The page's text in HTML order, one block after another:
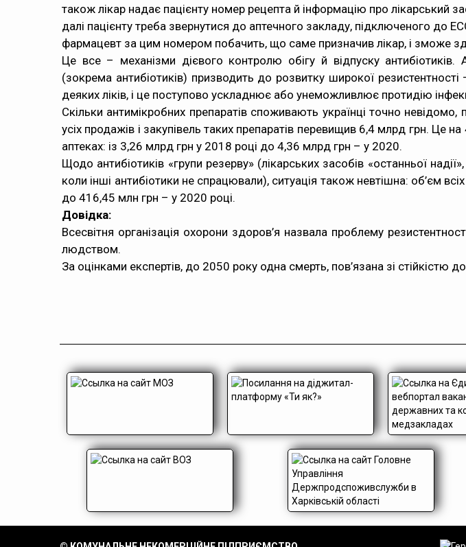
також лікар надає пацієнту номер рецепта й інформацію про лікарський
далі пацієнту треба звернутися до аптечного закладу, підключеного до
фармацевт за цим номером побачить, що саме призначив лікар, і зможе
Це все – механізми дієвого контролю обігу й відпуску
(зокрема антибіотиків) призводить до розвитку широкої
деяких ліків, і це поступово ускладнює або унеможливлює протидію
Скільки антимікробних препаратів споживають українці точно
усіх продажів і закупівель таких препаратів перевищив 6,4 млрд грн. Це
аптеках: із 3,26 млрд грн у 2018 році до 4,36 млрд грн – у 2020.
Щодо антибіотиків «групи резерву» (лікарських засобів «останньої
коли інші антибіотики не спрацювали), ситуація також невтішна: об’єм
до 416,45 млн грн – у 2020 році.
Довідка:
Всесвітня організація охорони здоров’я назвала проблему
людством.
За оцінками експертів, до 2050 року одна смерть, пов’язана зі стійкістю